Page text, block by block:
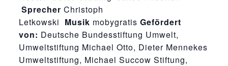
Sprecher Christoph
Letkowski Musik mobygratis Gefördert
von: Deutsche Bundesstiftung Umwelt,
Umweltstiftung Michael Otto, Dieter Mennekes
Umweltstiftung, Michael Succow Stiftung,